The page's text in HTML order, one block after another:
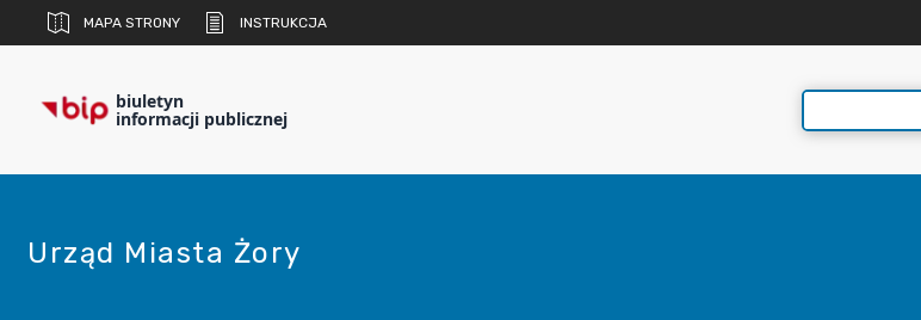
MAPA STRONY INSTRUKCJA
biuletyn
informacji publicznej
Urząd Miasta Żory